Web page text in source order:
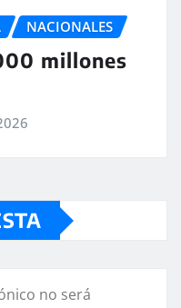
NACIONALES
millones
no será